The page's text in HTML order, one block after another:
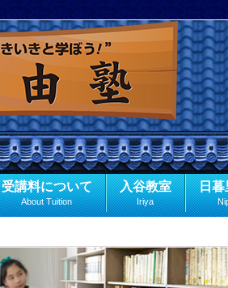
受講料について
About Tuition
入谷教室
Iriya
日暮